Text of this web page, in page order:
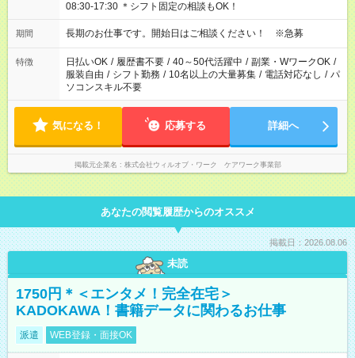
08:30-17:30 ＊シフト固定の相談もOK！
期間 長期のお仕事です。開始日はご相談ください！ ※急募
特徴 日払いOK / 履歴書不要 / 40～50代活躍中 / 副業・WワークOK /
服装自由 / シフト勤務 / 10名以上の大量募集 / 電話対応なし / パ
ソコンスキル不要
気になる！ 応募する 詳細へ
掲載元企業名 株式会社ウィルオブ・ワーク ケアワーク事業部
あなたの閲覧履歴からのオススメ
掲載日：2026.08.06
未読
1750円＊＜エンタメ！完全在宅＞
KADOKAWA！書籍データに関わるお仕事
派遣 WEB登録・面接OK